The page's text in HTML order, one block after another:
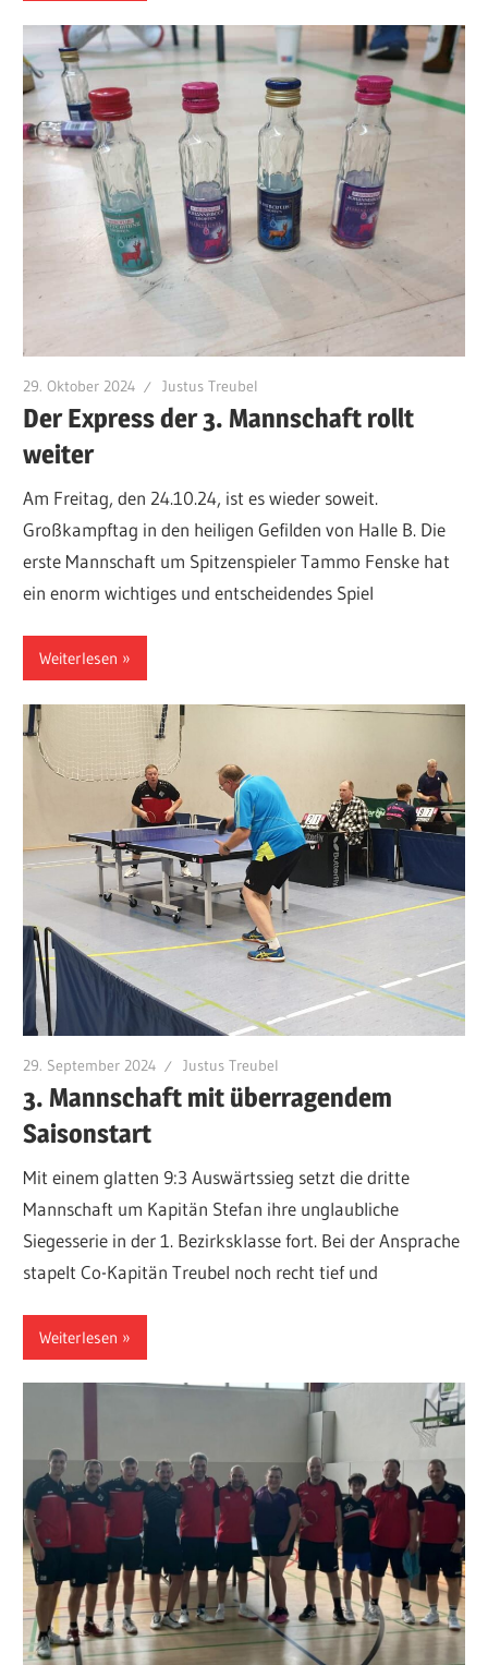
29. Oktober 2024 Justus Treubel
Der Express der 3. Mannschaft rollt
weiter
Am Freitag, den 24.10.24, ist es wieder soweit.
Großkampftag in den heiligen Gefilden von Halle B. Die
erste Mannschaft um Spitzenspieler Tammo Fenske hat
ein enorm wichtiges und entscheidendes Spiel
Weiterlesen
29. September 2024 Justus Treubel
3. Mannschaft mit überragendem
Saisonstart
Mit einem glatten 9:3 Auswärtssieg setzt die dritte
Mannschaft um Kapitän Stefan ihre unglaubliche
Siegesserie in der 1. Bezirksklasse fort. Bei der Ansprache
stapelt Co-Kapitän Treubel noch recht tief und
Weiterlesen